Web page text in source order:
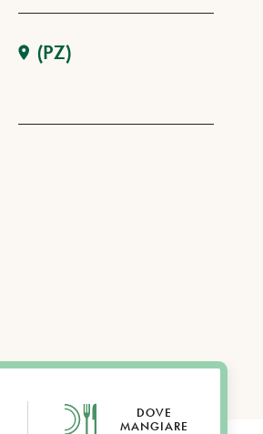
(PZ)
DOVE
MANGIARE